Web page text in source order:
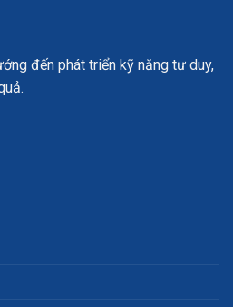
đến phát triển kỹ năng tư duy,